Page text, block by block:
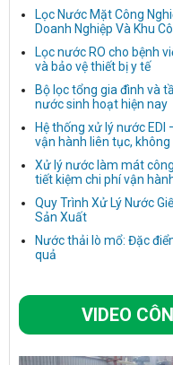
Lọc Nước Mặt Công
Doanh Nghiệp Và Khu
Lọc nước RO cho bệnh
và bảo vệ thiết bị y tế
Bộ lọc tổng gia đình và
nước sinh hoạt hiện nay
Hệ thống xử lý nước
vận hành liên tục,
Xử lý nước làm mát
tiết kiệm chi phí vận
Quy Trình Xử Lý Nước
Sản Xuất
Nước thải lò mổ: Đặc
quả
VIDEO